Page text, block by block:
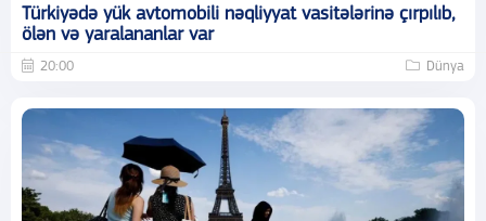
Türkiyədə yük avtomobili nəqliyyat vasitələrinə çırpılıb,
ölən və yaralananlar var
20:00 Dünya